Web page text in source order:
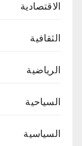
الاقتصادية
الثقافية
الرياضية
السياحية
السياسية